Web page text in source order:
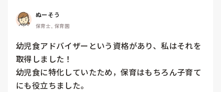
ぬーそう
保育士, 保育園
幼児食アドバイザーという資格があり、私はそれを
取得しました！
幼児食に特化していたため，保育はもちろん子育て
にも役立ちました。